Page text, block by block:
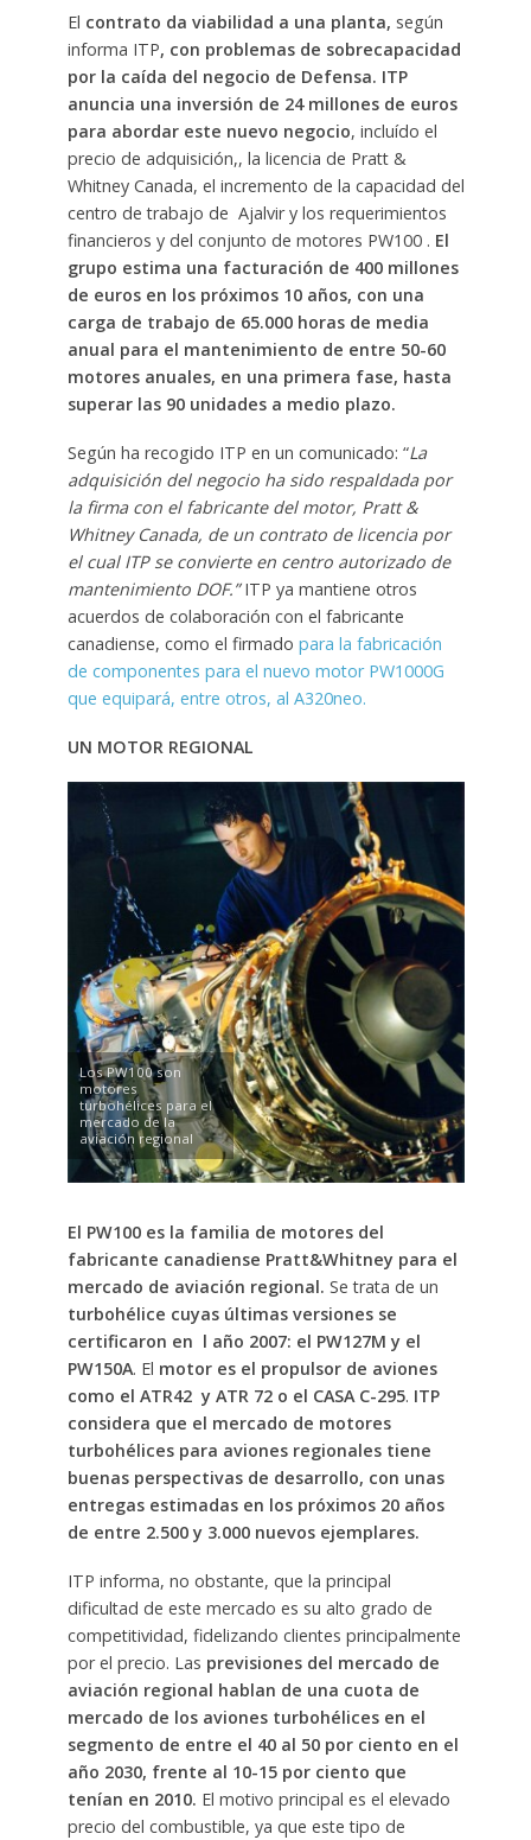
El contrato da viabilidad a una planta, según
informa ITP, con problemas de sobrecapacidad
por la caída del negocio de Defensa. ITP
anuncia una inversión de 24 millones de euros
para abordar este nuevo negocio, incluído el
precio de adquisición,, la licencia de Pratt &
Whitney Canada, el incremento de la capacidad del
centro de trabajo de Ajalvir y los requerimientos
financieros y del conjunto de motores PW100 . El
grupo estima una facturación de 400 millones
de euros en los próximos 10 años, con una
carga de trabajo de 65.000 horas de media
anual para el mantenimiento de entre 50-60
motores anuales, en una primera fase, hasta
superar las 90 unidades a medio plazo.
Según ha recogido ITP en un comunicado: “La
adquisición del negocio ha sido respaldada por
la firma con el fabricante del motor, Pratt &
Whitney Canada, de un contrato de licencia por
el cual ITP se convierte en centro autorizado de
mantenimiento DOF.”ITP ya mantiene otros
acuerdos de colaboración con el fabricante
canadiense, como el firmado para la fabricación
de componentes para el nuevo motor PW1000G
que equipará, entre otros, al A320neo.
UN MOTOR REGIONAL
Los PW100 son
motores
turbohélices para el
mercado de la
aviación regional
El PW100 es la familia de motores del
fabricante canadiense Pratt&Whitney para el
mercado de aviación regional. Se trata de un
turbohélice cuyas últimas versiones se
certificaron en l año 2007: el PW127M y el
PW150A. El motor es el propulsor de aviones
como el ATR42 y ATR 72 o el CASA C-295. ITP
considera que el mercado de motores
turbohélices para aviones regionales tiene
buenas perspectivas de desarrollo, con unas
entregas estimadas en los próximos 20 años
de entre 2.500 y 3.000 nuevos ejemplares.
ITP informa, no obstante, que la principal
dificultad de este mercado es su alto grado de
competitividad, fidelizando clientes principalmente
por el precio. Las previsiones del mercado de
aviación regional hablan de una cuota de
mercado de los aviones turbohélices en el
segmento de entre el 40 al 50 por ciento en el
año 2030, frente al 10-15 por ciento que
tenían en 2010. El motivo principal es el elevado
precio del combustible, ya que este tipo de